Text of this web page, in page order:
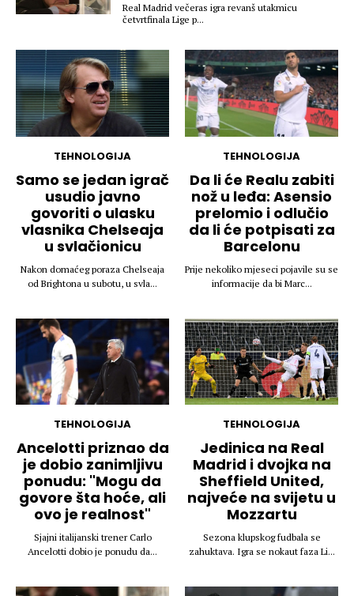
Real Madrid večeras igra revanš utakmicu
četvrtfinala Lige p...
TEHNOLOGIJA
Samo se jedan igrač
usudio javno
govoriti o ulasku
vlasnika Chelseaja
u svlačionicu
Nakon domaćeg poraza Chelseaja
od Brightona u subotu, u svla...
TEHNOLOGIJA
Da li će Realu zabiti
nož u leđa: Asensio
prelomio i odlučio
da li će potpisati za
Barcelonu
Prije nekoliko mjeseci pojavile su se
informacije da bi Marc...
TEHNOLOGIJA
Ancelotti priznao da
je dobio zanimljivu
ponudu: "Mogu da
govore šta hoće, ali
ovo je realnost"
Sjajni italijanski trener Carlo
Ancelotti dobio je ponudu da...
TEHNOLOGIJA
Jedinica na Real
Madrid i dvojka na
Sheffield United,
najveće na svijetu u
Mozzartu
Sezona klupskog fudbala se
zahuktava. Igra se nokaut faza Li...